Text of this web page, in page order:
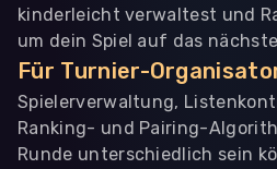
kinderleicht verwaltest und
um dein Spiel auf das
Für Turnier-
Spielerverwaltung,
Ranking- und Pairing-
Runde unterschiedlich sein